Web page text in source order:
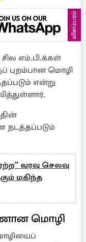
விளம்பரம்
எம்.பி.க்கள்
புறம்பான மொழி
என்று
நடத்தப்படும்
வரவு செலவு
மகிந்த
மொழி